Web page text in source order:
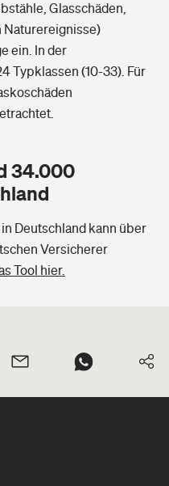
Glasschäden,
Naturereignisse)
ein. In der
Typklassen (10-33). Für
34.000
Deutschland kann über
Versicherer
Tool hier.